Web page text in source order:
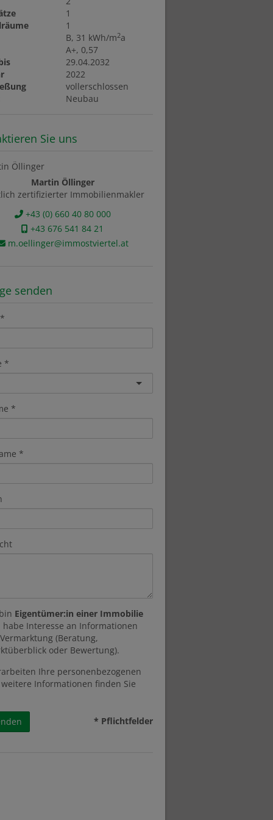
1
1
B, 31 kWh/m2a
A+, 0,57
29.04.2032
2022
vollerschlossen
Neubau
Sie uns
Martin Öllinger
zertifizierter Immobilienmakler
+43 (0) 660 40 80 000
+43 676 541 84 21
m.oellinger@immostviertel.at
senden
Eigentümer:in einer Immobilie
habe Interesse an Informationen
(Beratung,
oder Bewertung).
Ihre personenbezogenen
Informationen finden Sie
* Pflichtfelder